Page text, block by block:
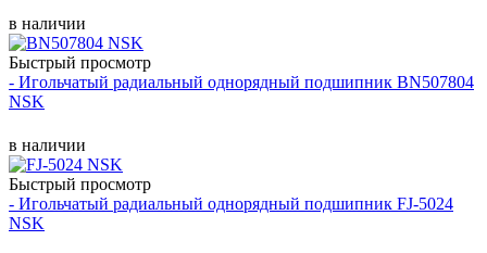
в наличии
Быстрый просмотр
- Игольчатый радиальный однорядный подшипник BN507804
NSK
в наличии
Быстрый просмотр
- Игольчатый радиальный однорядный подшипник FJ-5024
NSK